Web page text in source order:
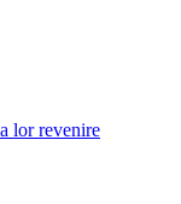
lor revenire